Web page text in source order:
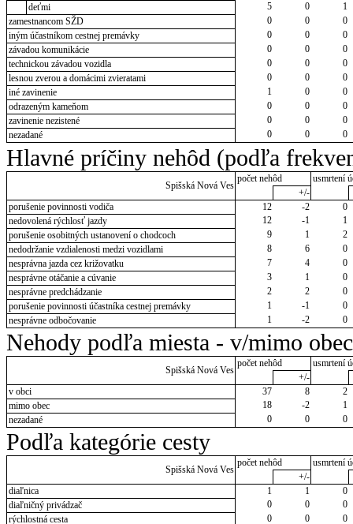
deťmi
5 0
1
zamestnancom SŽD
0 0
0
iným účastníkom cestnej premávky
0 0
0
závadou komunikácie
0 0
0
technickou závadou vozidla
0 0
0
lesnou zverou a domácimi zvieratami
0 0
0
iné zavinenie
1 0
0
odrazeným kameňom
0 0
0
zavinenie nezistené
0 0
0
nezadané
0 0 0
Hlavné príčiny nehôd (podľa
Spišská Nová Ves
počet nehôd
usmrtení
+/-
porušenie povinnosti vodiča
12 -2
0
nedovolená rýchlosť jazdy
12 -1
1
porušenie osobitných ustanovení o chodcoch
9 1
2
nedodržanie vzdialenosti medzi vozidlami
8 6
0
nesprávna jazda cez križovatku
7 4
0
nesprávne otáčanie a cúvanie
3 1
0
nesprávne predchádzanie
2 2
0
porušenie povinnosti účastníka cestnej premávky
1 -1
0
nesprávne odbočovanie
1 -2 0
Nehody podľa miesta - v/mimo obec
Spišská Nová Ves
počet nehôd
usmrtení
+/-
v obci
37 8
2
mimo obec
18 -2
1
nezadané
0 0 0
Podľa kategórie cesty
Spišská Nová Ves
počet nehôd
usmrtení
+/-
diaľnica
1 1
0
diaľničný privádzač
0 0
0
rýchlostná cesta
0 0
0